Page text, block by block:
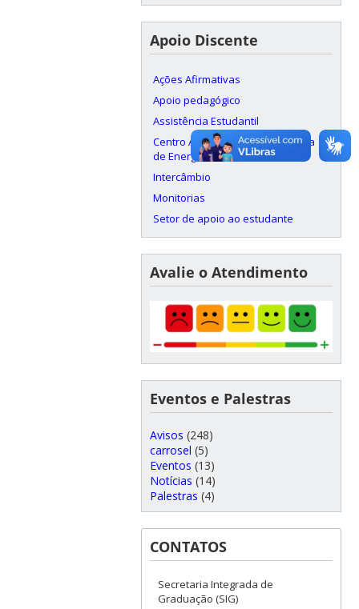
Apoio Discente
Ações Afirmativas
Apoio pedagógico
Assistência Estudantil
Centro Acadêmico da Engenharia
de Energia (CAENE)
Intercâmbio
Monitorias
Setor de apoio ao estudante
Avalie o Atendimento
Eventos e Palestras
Avisos (248)
carrosel (5)
Eventos (13)
Notícias (14)
Palestras (4)
CONTATOS
Secretaria Integrada de
Graduação (SIG)